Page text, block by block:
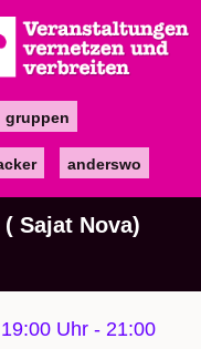
gruppen
anderswo
Sajat Nova)
Uhr - 21:00